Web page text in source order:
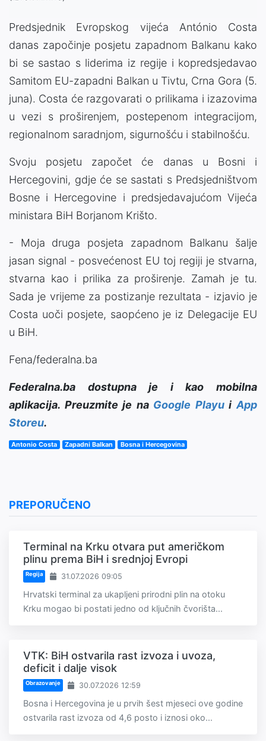
Predsjednik Evropskog vijeća António Costa
danas započinje posjetu zapadnom Balkanu kako
bi se sastao s liderima iz regije i kopredsjedavao
Samitom EU-zapadni Balkan u Tivtu, Crna Gora (5.
juna). Costa će razgovarati o prilikama i izazovima
u vezi s proširenjem, postepenom integracijom,
regionalnom saradnjom, sigurnošću i stabilnošću.
Svoju posjetu započet će danas u Bosni i
Hercegovini, gdje će se sastati s Predsjedništvom
Bosne i Hercegovine i predsjedavajućom Vijeća
ministara BiH Borjanom Krišto.
- Moja druga posjeta zapadnom Balkanu šalje
jasan signal - posvećenost EU toj regiji je stvarna,
stvarna kao i prilika za proširenje. Zamah je tu.
Sada je vrijeme za postizanje rezultata - izjavio je
Costa uoči posjete, saopćeno je iz Delegacije EU
u BiH.
Fena/federalna.ba
Federalna.ba dostupna je i kao mobilna
aplikacija. Preuzmite je na Google PlayuiApp
Storeu.
Antonio Costa Zapadni Balkan Bosna i Hercegovina
PREPORUČENO
Terminal na Krku otvara put američkom
plinu prema BiH i srednjoj Evropi
Regija 31.07.2026 09:05
Hrvatski terminal za ukapljeni prirodni plin na otoku
Krku mogao bi postati jedno od ključnih čvorišta...
VTK: BiH ostvarila rast izvoza i uvoza,
deficit i dalje visok
Obrazovanje 30.07.2026 12:59
Bosna i Hercegovina je u prvih šest mjeseci ove godine
ostvarila rast izvoza od 4,6 posto i iznosi oko...